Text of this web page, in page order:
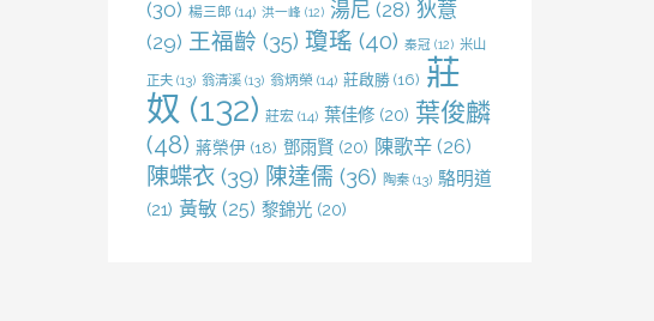
(30) 楊三郎 (14) 洪一峰 (12) 湯尼 (28) 狄薏
(29) 王福齡 (35) 瓊瑤 (40) 秦冠 (12) 米山
正夫(13) 翁清溪(13) 翁炳榮 (14) 莊啟勝(16) 莊
奴 (132) 莊宏(14) 葉佳修(20) 葉俊麟
(48) 蔣榮伊 (18) 鄧雨賢(20) 陳歌辛(26)
陳蝶衣(39) 陳達儒 (36) 陶秦(13) 駱明道
(21) 黃敏(25) 黎錦光(20)